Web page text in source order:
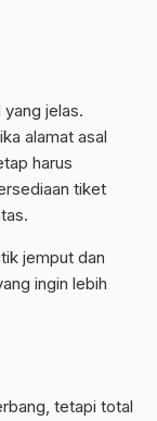
jelas.
alamat asal
harus
tiket
jemput dan
ingin lebih
tetapi total